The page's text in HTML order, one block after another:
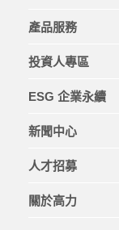
產品服務
投資人專區
ESG 企業永續
新聞中心
人才招募
關於高力